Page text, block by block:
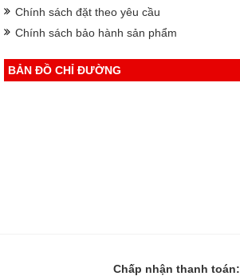
Chính sách đặt theo yêu cầu
Chính sách bảo hành sản phẩm
BẢN ĐỒ CHỈ ĐƯỜNG
Chấp nhận thanh toán: